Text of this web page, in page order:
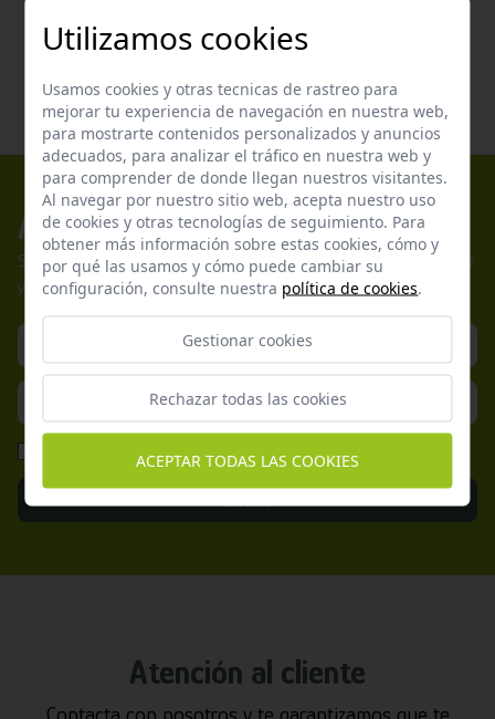
Apúntate a nuestros boletines
Suscríbete a nuestra newsletter y no te pierdas nuestras ofertas
y promociones exclusivas.
He leído y acepto laPolítica de Privacidad
Enviar
Atención al cliente
Utilizamos cookies
Usamos cookies y otras tecnicas de rastreo para
mejorar tu experiencia de navegación en nuestra web,
para mostrarte contenidos personalizados y anuncios
adecuados, para analizar el tráfico en nuestra web y
para comprender de donde llegan nuestros visitantes.
Al navegar por nuestro sitio web, acepta nuestro uso
de cookies y otras tecnologías de seguimiento. Para
obtener más información sobre estas cookies, cómo y
por qué las usamos y cómo puede cambiar su
configuración, consulte nuestra política de cookies.
Gestionar cookies
Rechazar todas las cookies
ACEPTAR TODAS LAS COOKIES